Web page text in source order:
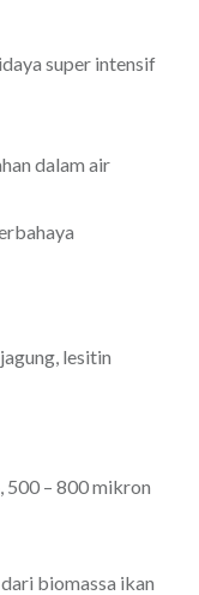
super intensif
dalam air
lesitin
500 – 800 mikron
biomassa ikan